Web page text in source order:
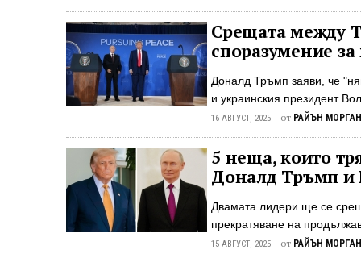
НАТО Марк Рюте,
министър-председателя
председателя на Италия
канцлера на Германия
Срещите на 18 август
САЩ за прекратяване на
Срещата между
споразумение
Доналд Тръмп заяви, че
и украинския президент
руският президент
огъня в продължаващия
лице, двамата лидери
споделиха, че срещата е
възможното споразумение
"Очаквам днешното
16 АВГУСТ, 2025 от РАЙЪН МОРГАН
5 неща, които
Доналд Тръмп и
Двамата лидери ще се
прекратяване на
президент Доналд Тръмп и
15 АВГУСТ, 2025 от РАЙЪН МОРГАН